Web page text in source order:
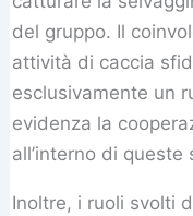
del gruppo. Il
attività di caccia
esclusivamente un
evidenza la
all’interno di queste
Inoltre, i ruoli svolti